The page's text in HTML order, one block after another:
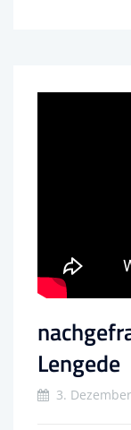
Lengede
3.